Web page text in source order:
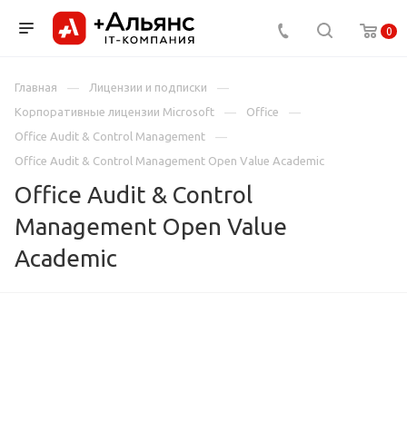
0
Главная
Лицензии и подписки
Корпоративные лицензии Microsoft
Office
Office Audit & Control Management
Office Audit & Control Management Open Value Academic
Office Audit & Control
Management Open Value
Academic